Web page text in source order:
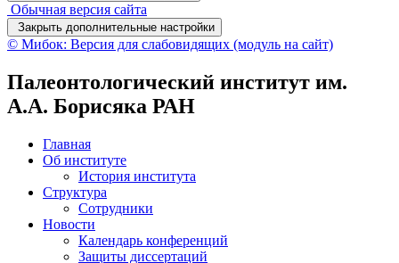
Обычная версия сайта
Закрыть дополнительные настройки
© Мибок: Версия для слабовидящих (модуль на сайт)
Палеонтологический институт им.
А.А. Борисяка РАН
Главная
Об институте
История института
Структура
Сотрудники
Новости
Календарь конференций
Защиты диссертаций